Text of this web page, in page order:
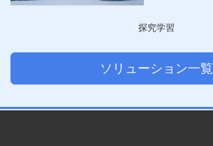
探究学習
ソリューション一覧